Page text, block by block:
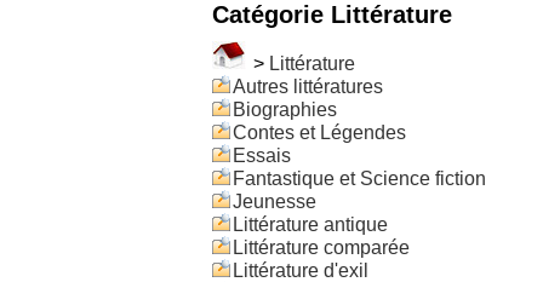
Catégorie Littérature
> Littérature
Autres littératures
Biographies
Contes et Légendes
Essais
Fantastique et Science fiction
Jeunesse
Littérature antique
Littérature comparée
Littérature d'exil